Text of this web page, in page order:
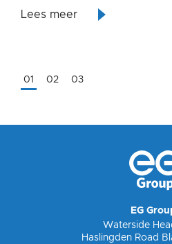
hun bijdrage aan het
filantropie.
Lees meer
the Year Awards.
Verenigd Koninkrijk na een
01 02 03
EG
Waterside
Haslingden Road